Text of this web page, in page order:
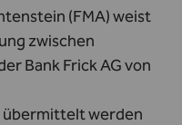
(FMA) weist
zwischen
Bank Frick AG von
werden